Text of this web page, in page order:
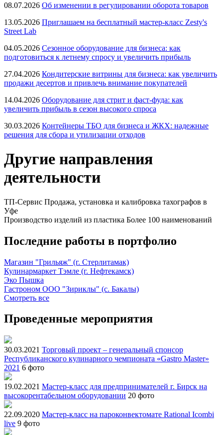
08.07.2026 Об изменении в регулировании оборота товаров
13.05.2026 Приглашаем на бесплатный мастер-класс Zesty's
Street Lab
04.05.2026 Сезонное оборудование для бизнеса: как
подготовиться к летнему спросу и увеличить прибыль
27.04.2026 Кондитерские витрины для бизнеса: как увеличить
продажи десертов и привлечь внимание покупателей
14.04.2026 Оборудование для стрит и фаст-фуда: как
увеличить прибыль в сезон высокого спроса
30.03.2026 Контейнеры ТБО для бизнеса и ЖКХ: надежные
решения для сбора и утилизации отходов
Другие направления
деятельности
ТП-Сервис Продажа, установка и калибровка тахографов в
Уфе
Производство изделий из пластика Более 100 наименований
Последние работы в портфолио
Магазин "Грильяж" (г. Стерлитамак)
Кулинармаркет Тэмле (г. Нефтекамск)
Эко Пышка
Гастроном ООО "Зириклы" (с. Бакалы)
Смотреть все
Проведенные мероприятия
30.03.2021 Торговый проект – генеральный спонсор
Республиканского кулинарного чемпионата «Gastro Master»
2021 6 фото
19.02.2021 Мастер-класс для предпринимателей г. Бирск на
высокорентабельном оборудовании 20 фото
22.09.2020 Мастер-класс на пароконвектомате Rational Icombi
live 9 фото